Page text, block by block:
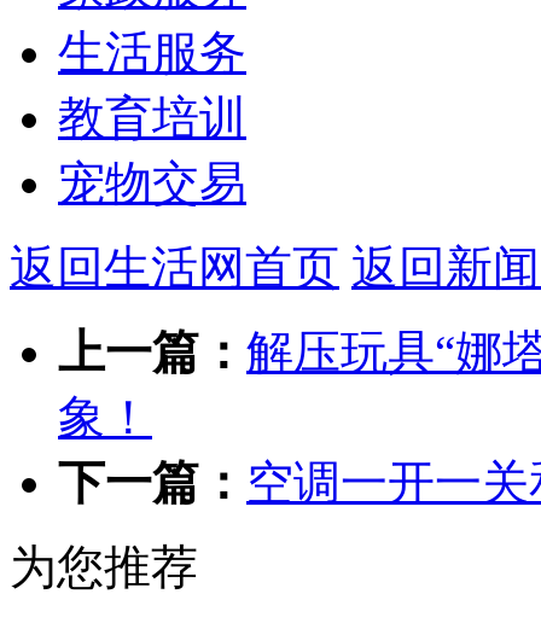
生活服务
教育培训
宠物交易
返回生活网首页 返回新
上一篇： 解压玩具“娜
象！
下一篇： 空调一开一
为您推荐